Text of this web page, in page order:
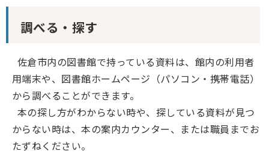
調べる・探す
佐倉市内の図書館で持っている資料は、館内の利用者
用端末や、図書館ホームページ（パソコン・携帯電話）
から調べることができます。
本の探し方がわからない時や、探している資料が見つ
からない時は、本の案内カウンター、または職員までお
たずねください。